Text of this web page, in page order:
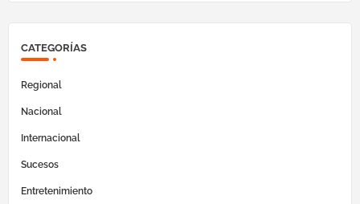
CATEGORÍAS
Regional
Nacional
Internacional
Sucesos
Entretenimiento